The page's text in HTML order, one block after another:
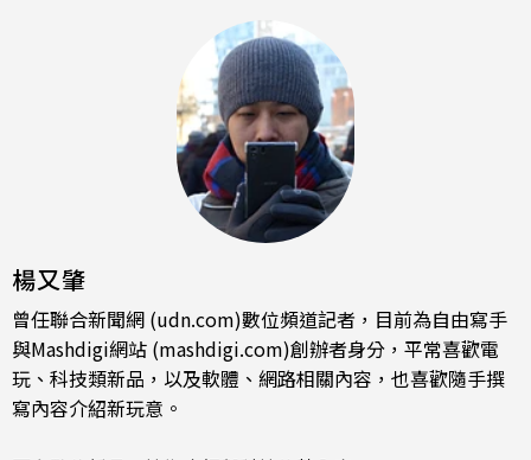
楊又肇
曾任聯合新聞網 (udn.com)數位頻道記者，目前為自由寫手
與Mashdigi網站 (mashdigi.com)創辦者身分，平常喜歡電
玩、科技類新品，以及軟體、網路相關內容，也喜歡隨手撰
寫內容介紹新玩意。